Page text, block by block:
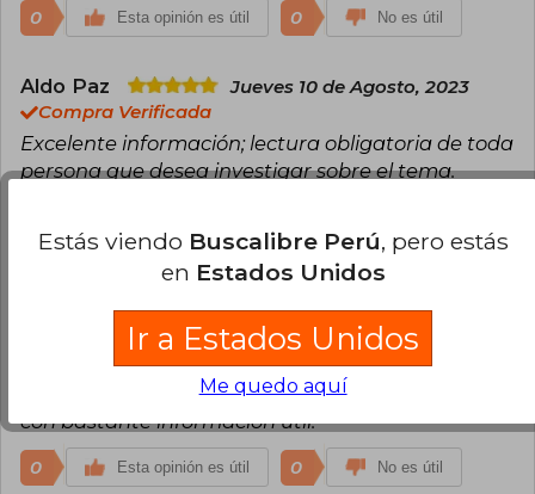
0 Esta opinión es útil 0 No es útil
Aldo Paz
Jueves 10 de Agosto, 2023
Compra Verificada
Excelente información; lectura obligatoria de toda
persona que desea investigar sobre el tema.
Eloy Galan Ruiz
Miércoles 27 de
Diciembre, 2023
Compra Verificada
Muy buen producto para todos aquellos
apasionados de la panaderia. Excelente producto
con bastante informacion util.
0 Esta opinión es útil 0 No es útil
Estás viendo Buscalibre Perú, pero estás
en Estados Unidos
Ir a Estados Unidos
Me quedo aquí